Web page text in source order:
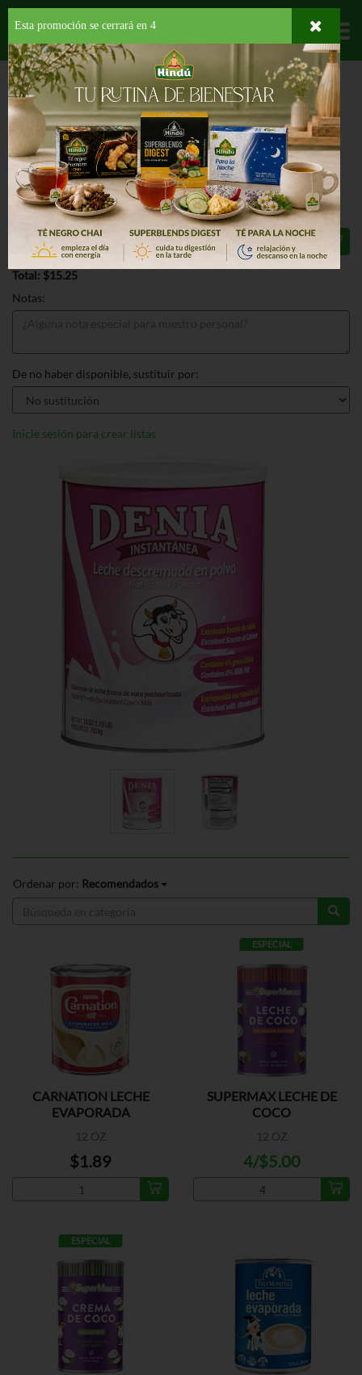
Departamentos
HOME LECHE EN POLVO
DENIA INSTANT NONFAT MILK
POWDER
DENIA INSTANT NONFAT MILK
POWDER 28 OZ
$15.25
Total: $15.25
Notas:
De no haber disponible, sustituir por:
Inicie sesión para crear listas
Ordenar por: Recomendados
CARNATION LECHE
EVAPORADA
12 OZ
$1.89
ESPECIAL
SUPERMAX LECHE DE
COCO
12 OZ
4/$5.00
ESPECIAL
Esta promoción se cerrará en 3